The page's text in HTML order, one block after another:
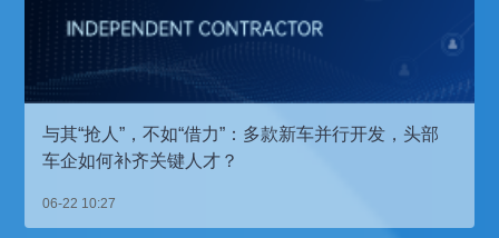
与其“抢人”，不如“借力”：多款新车并行开发，头部
车企如何补齐关键人才？
06-22 10:27